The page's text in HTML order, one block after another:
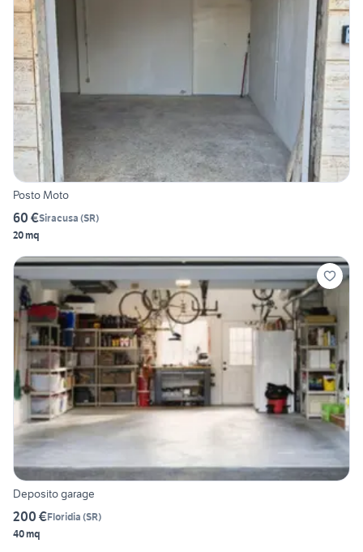
Posto Moto
60 €Siracusa (SR)
20 mq
Deposito garage
200 €Floridia (SR)
40 mq